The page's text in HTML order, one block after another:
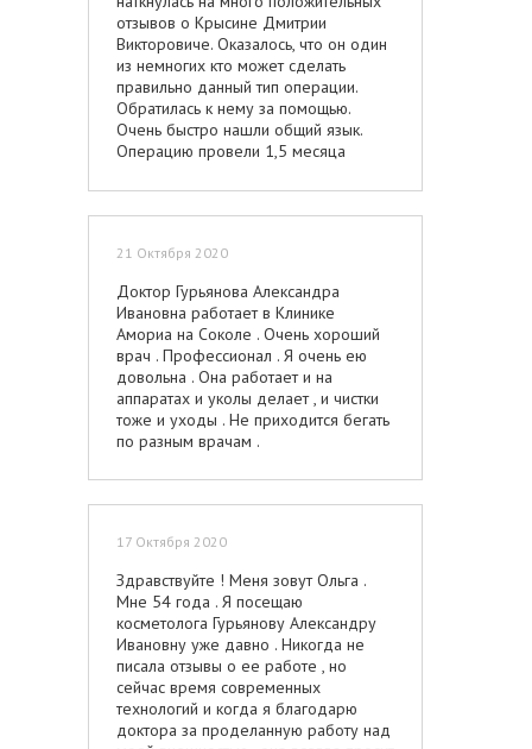
отзывов о Крысине Дмитрии
Викторовиче. Оказалось, что он один
из немногих кто может сделать
правильно данный тип операции.
Обратилась к нему за помощью.
Очень быстро нашли общий язык.
Операцию провели 1,5 месяца
операции. Через 6 месяцев
пространство между голенями
Дмитрий Викторович, тем самым
исчезнет. Имплант симметричный 75
мл, идеально под мои голени.
Пропорции соблюдены прекрасно.
Результат идеальный. Спасибо
большое!
21 Октября 2020
Доктор Гурьянова Александра
Ивановна работает в Клинике
Амориа на Соколе . Очень хороший
врач . Профессионал . Я очень ею
довольна . Она работает и на
аппаратах и уколы делает , и чистки
тоже и уходы . Не приходится бегать
по разным врачам .
17 Октября 2020
Здравствуйте ! Меня зовут Ольга .
Мне 54 года . Я посещаю
косметолога Гурьянову Александру
Ивановну уже давно . Никогда не
писала отзывы о ее работе , но
сейчас время современных
технологий и когда я благодарю
доктора за проделанную работу над